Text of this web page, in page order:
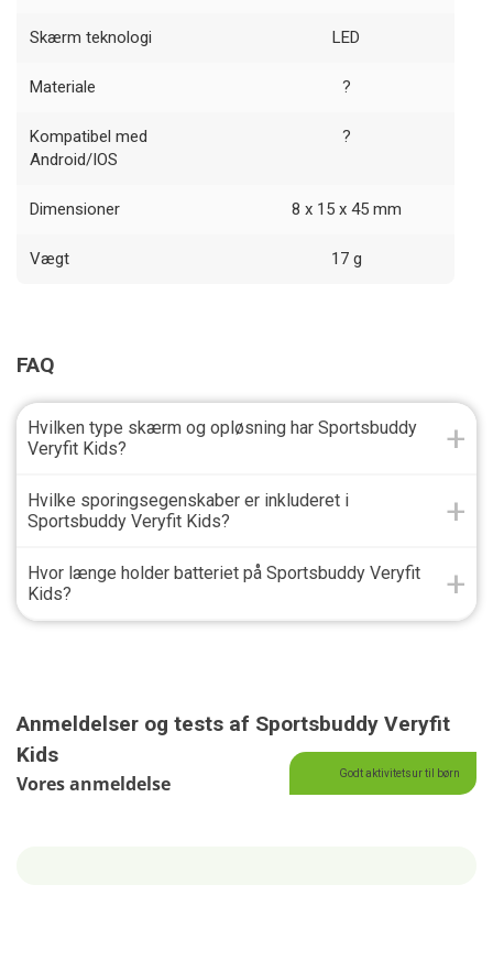
Skærm teknologi LED
Materiale ?
Kompatibel med
Android/IOS
?
Dimensioner 8 x 15 x 45 mm
Vægt 17 g
FAQ
Hvilken type skærm og opløsning har Sportsbuddy
Veryfit Kids?
Hvilke sporingsegenskaber er inkluderet i
Sportsbuddy Veryfit Kids?
Hvor længe holder batteriet på Sportsbuddy Veryfit
Kids?
Anmeldelser og tests af Sportsbuddy Veryfit
Kids
Vores anmeldelse Godt aktivitetsur til børn